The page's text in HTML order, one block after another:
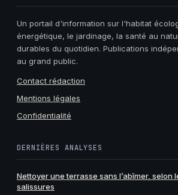
Un portail d'information sur l'habitat
énergétique, le jardinage, la santé au
durables du quotidien. Publications
au grand public.
Contact rédaction
Mentions légales
Confidentialité
DERNIÈRES ANALYSES
Nettoyer une terrasse sans l’abîmer, selon
salissures